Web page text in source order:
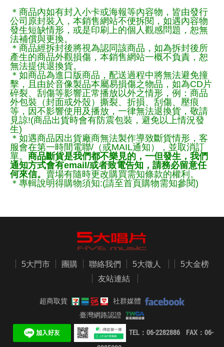
＊商品內如有封入小卡或海報等內容物，皆由發行
公司原封裝入，本銷售網站不便拆閱，如遇內容物
發生短缺情形，或是印刷上的個人觀感問題，恕無
法補償與更換。
＊商品經拆封後將視為認同該商品，如為拆封後所
產生的商品外觀損傷，本銷售網站一概不負責，恕
無法提供退換貨。
＊如商品為進口版商品，配送過程中將無法避免撞
擊，且由於音像製品本屬易損傷之物品，如為CD片
碎裂、刮傷等影響正常播放以外之情形，例：商品
外包裝（封面或外殼）撕裂、折損、刮傷、壓痕
等，因不影響使用及播放，一律無法退換貨，敬請
見諒!(商品出貨時會有防震包裝，避免以上情況發
生)
＊如遇商品因出貨廠商無法製作導致斷貨情形，客
服會在第一時間電聯/（或MAIL通知），並取消訂
單。 商品斷貨是我們都不樂見的，一但發生，我們
通知方式會有email/或者致電告知，請務必留意任
何來信。 賣場有隨時更改購買需知條款的權利。
＊專輯說明得購物須知:(請至首頁購物需知參閱)
5大門市 團購 聯絡我們 5大徵人
5大金榜
友站連結
超商取貨
社群媒體
臺灣網路認證
TEL：06-2282886 FAX：06-